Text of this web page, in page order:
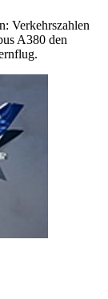
Verkehrszahlen
A380 den